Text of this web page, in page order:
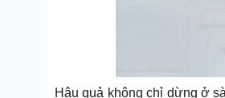
Hậu quả không chỉ dừng ở